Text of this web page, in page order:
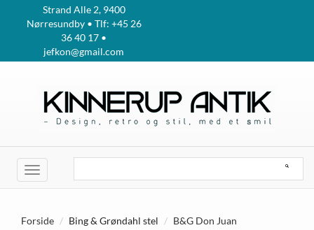
Strand Alle 2, 9400
Nørresundby • Tlf: +45 26
36 40 17 •
jefkon@gmail.com
Toggle
navigation
Forside Bing & Grøndahl stel B&G Don Juan